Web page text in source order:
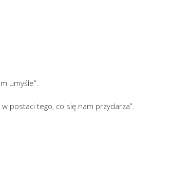
umyśle”.
postaci tego, co się nam przydarza”.